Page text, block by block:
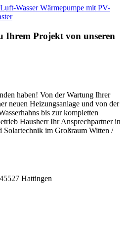
Wasser Wärmepumpe mit PV-
Ihrem Projekt von unseren
haben! Von der Wartung Ihrer
neuen Heizungsanlage und von der
bis zur kompletten
Hausherr Ihr Ansprechpartner in
Solartechnik im Großraum Witten /
Hattingen